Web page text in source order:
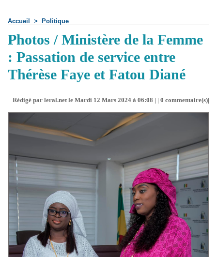
Accueil > Politique
Photos / Ministère de la Femme
: Passation de service entre
Thérèse Faye et Fatou Diané
Rédigé par leral.net le Mardi 12 Mars 2024 à 06:08 | | 0 commentaire(s)|